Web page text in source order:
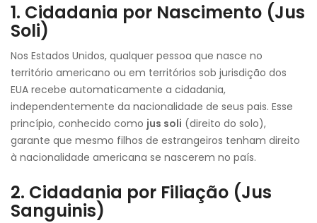
1. Cidadania por Nascimento (Jus
Soli)
Nos Estados Unidos, qualquer pessoa que nasce no
território americano ou em territórios sob jurisdição dos
EUA recebe automaticamente a cidadania,
independentemente da nacionalidade de seus pais. Esse
princípio, conhecido como jus soli (direito do solo),
garante que mesmo filhos de estrangeiros tenham direito
à nacionalidade americana se nascerem no país.
2. Cidadania por Filiação (Jus
Sanguinis)